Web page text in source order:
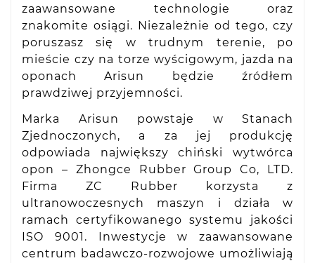
zaawansowane technologie oraz
znakomite osiągi. Niezależnie od tego, czy
poruszasz się w trudnym terenie, po
mieście czy na torze wyścigowym, jazda na
oponach Arisun będzie źródłem
prawdziwej przyjemności.
Marka Arisun powstaje w Stanach
Zjednoczonych, a za jej produkcję
odpowiada największy chiński wytwórca
opon – Zhongce Rubber Group Co, LTD.
Firma ZC Rubber korzysta z
ultranowoczesnych maszyn i działa w
ramach certyfikowanego systemu jakości
ISO 9001. Inwestycje w zaawansowane
centrum badawczo-rozwojowe umożliwiają